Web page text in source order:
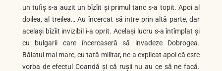
un tufiș s-a auzit un bîzîit și primul tanc s-a topit. Apoi al
doilea, al treilea… Au încercat să intre prin altă parte, dar
același bîzîit invizibil i-a oprit. Același lucru s-a întîmplat și
cu bulgarii care încercaseră să invadeze Dobrogea.
Băiatul mai mare, cu tată militar, ne-a explicat apoi că este
vorba de efectul Coandă și că rușii nu au ce să ne facă.